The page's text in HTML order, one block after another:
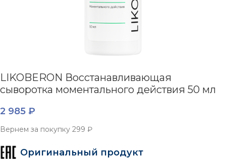
LIKOBERON Восстанавливающая
сыворотка моментального действия 50 мл
2 985 ₽
Вернем за покупку 299 ₽
Оригинальный продукт